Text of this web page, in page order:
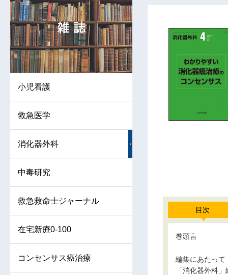
目次
巻頭言
編集にあたって
「消化器外科
小児看護
救急医学
消化器外科
中毒研究
救急救命士ジャーナル
在宅新療0-100
コンセンサス癌治療